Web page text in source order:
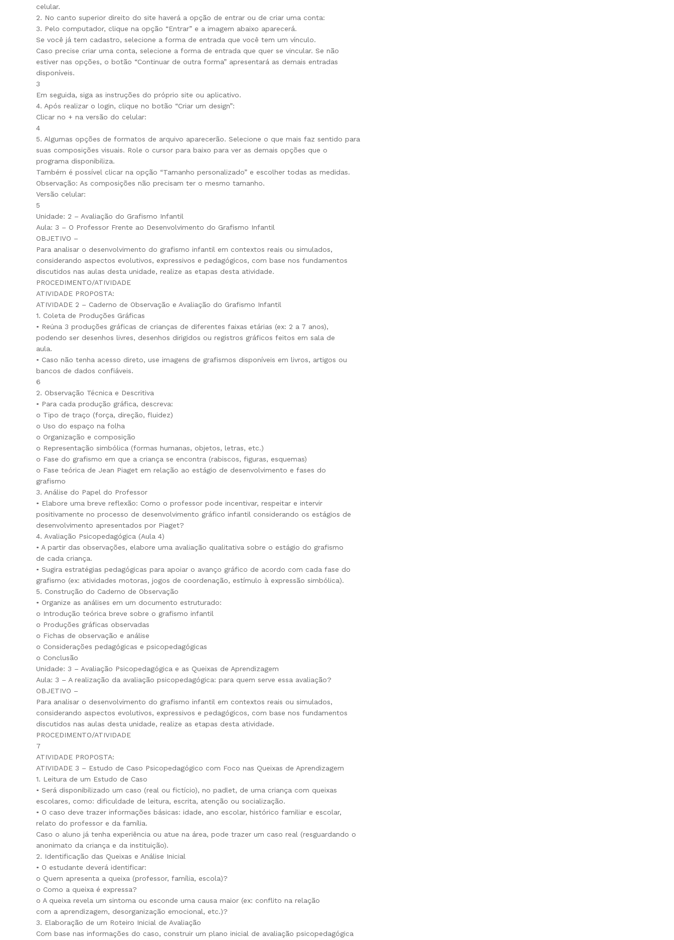
celular.
2. No canto superior direito do site haverá a opção de entrar ou de criar uma conta:
3. Pelo computador, clique na opção “Entrar” e a imagem abaixo aparecerá.
Se você já tem cadastro, selecione a forma de entrada que você tem um vínculo.
Caso precise criar uma conta, selecione a forma de entrada que quer se vincular. Se não
estiver nas opções, o botão “Continuar de outra forma” apresentará as demais entradas
disponíveis.
3
Em seguida, siga as instruções do próprio site ou aplicativo.
4. Após realizar o login, clique no botão “Criar um design”:
Clicar no + na versão do celular:
4
5. Algumas opções de formatos de arquivo aparecerão. Selecione o que mais faz sentido para
suas composições visuais. Role o cursor para baixo para ver as demais opções que o
programa disponibiliza.
Também é possível clicar na opção “Tamanho personalizado” e escolher todas as medidas.
Observação: As composições não precisam ter o mesmo tamanho.
Versão celular:
5
Unidade: 2 – Avaliação do Grafismo Infantil
Aula: 3 – O Professor Frente ao Desenvolvimento do Grafismo Infantil
OBJETIVO –
Para analisar o desenvolvimento do grafismo infantil em contextos reais ou simulados,
considerando aspectos evolutivos, expressivos e pedagógicos, com base nos fundamentos
discutidos nas aulas desta unidade, realize as etapas desta atividade.
PROCEDIMENTO/ATIVIDADE
ATIVIDADE PROPOSTA:
ATIVIDADE 2 – Caderno de Observação e Avaliação do Grafismo Infantil
1. Coleta de Produções Gráficas
• Reúna 3 produções gráficas de crianças de diferentes faixas etárias (ex: 2 a 7 anos),
podendo ser desenhos livres, desenhos dirigidos ou registros gráficos feitos em sala de
aula.
• Caso não tenha acesso direto, use imagens de grafismos disponíveis em livros, artigos ou
bancos de dados confiáveis.
6
2. Observação Técnica e Descritiva
• Para cada produção gráfica, descreva:
o Tipo de traço (força, direção, fluidez)
o Uso do espaço na folha
o Organização e composição
o Representação simbólica (formas humanas, objetos, letras, etc.)
o Fase do grafismo em que a criança se encontra (rabiscos, figuras, esquemas)
o Fase teórica de Jean Piaget em relação ao estágio de desenvolvimento e fases do
grafismo
3. Análise do Papel do Professor
• Elabore uma breve reflexão: Como o professor pode incentivar, respeitar e intervir
positivamente no processo de desenvolvimento gráfico infantil considerando os estágios de
desenvolvimento apresentados por Piaget?
4. Avaliação Psicopedagógica (Aula 4)
• A partir das observações, elabore uma avaliação qualitativa sobre o estágio do grafismo
de cada criança.
• Sugira estratégias pedagógicas para apoiar o avanço gráfico de acordo com cada fase do
grafismo (ex: atividades motoras, jogos de coordenação, estímulo à expressão simbólica).
5. Construção do Caderno de Observação
• Organize as análises em um documento estruturado:
o Introdução teórica breve sobre o grafismo infantil
o Produções gráficas observadas
o Fichas de observação e análise
o Considerações pedagógicas e psicopedagógicas
o Conclusão
Unidade: 3 – Avaliação Psicopedagógica e as Queixas de Aprendizagem
Aula: 3 – A realização da avaliação psicopedagógica: para quem serve essa avaliação?
OBJETIVO –
Para analisar o desenvolvimento do grafismo infantil em contextos reais ou simulados,
considerando aspectos evolutivos, expressivos e pedagógicos, com base nos fundamentos
discutidos nas aulas desta unidade, realize as etapas desta atividade.
PROCEDIMENTO/ATIVIDADE
7
ATIVIDADE PROPOSTA:
ATIVIDADE 3 – Estudo de Caso Psicopedagógico com Foco nas Queixas de Aprendizagem
1. Leitura de um Estudo de Caso
• Será disponibilizado um caso (real ou fictício), no padlet, de uma criança com queixas
escolares, como: dificuldade de leitura, escrita, atenção ou socialização.
• O caso deve trazer informações básicas: idade, ano escolar, histórico familiar e escolar,
relato do professor e da família.
Caso o aluno já tenha experiência ou atue na área, pode trazer um caso real (resguardando o
anonimato da criança e da instituição).
2. Identificação das Queixas e Análise Inicial
• O estudante deverá identificar:
o Quem apresenta a queixa (professor, família, escola)?
o Como a queixa é expressa?
o A queixa revela um sintoma ou esconde uma causa maior (ex: conflito na relação
com a aprendizagem, desorganização emocional, etc.)?
3. Elaboração de um Roteiro Inicial de Avaliação
Com base nas informações do caso, construir um plano inicial de avaliação psicopedagógica